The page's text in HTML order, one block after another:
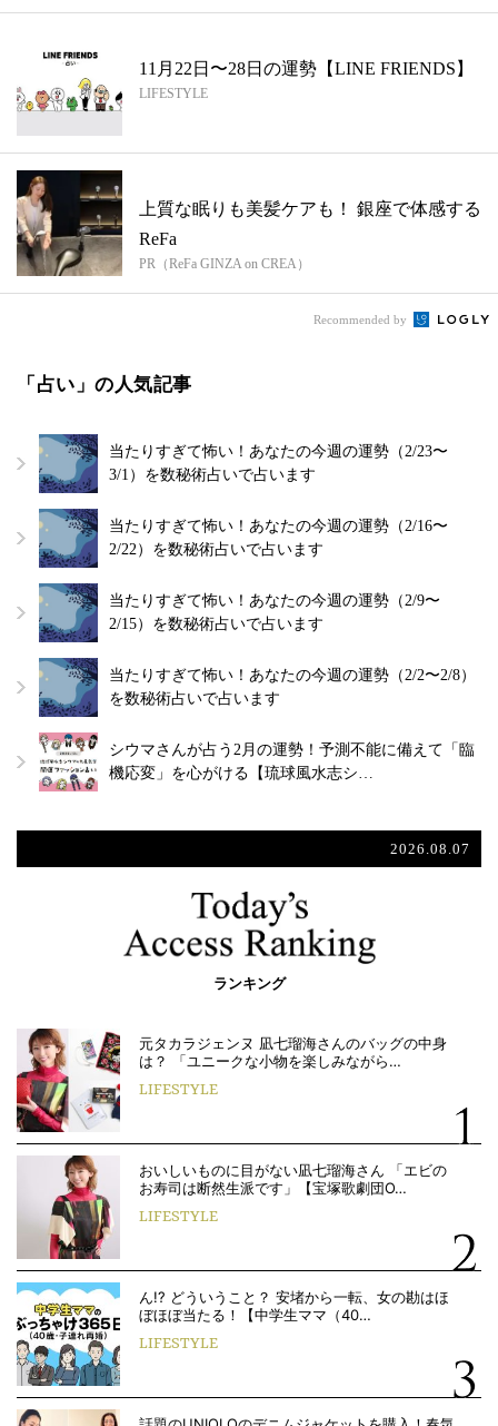
11月22日〜28日の運勢【LINE FRIENDS】
LIFESTYLE
上質な眠りも美髪ケアも！ 銀座で体感する
ReFa
PR（ReFa GINZA on CREA）
Recommended by
「占い」の人気記事
当たりすぎて怖い！あなたの今週の運勢（2/23〜
3/1）を数秘術占いで占います
当たりすぎて怖い！あなたの今週の運勢（2/16〜
2/22）を数秘術占いで占います
当たりすぎて怖い！あなたの今週の運勢（2/9〜
2/15）を数秘術占いで占います
当たりすぎて怖い！あなたの今週の運勢（2/2〜2/8）
を数秘術占いで占います
シウマさんが占う2月の運勢！予測不能に備えて「臨
機応変」を心がける【琉球風水志シ…
2026.08.07
ランキング
元タカラジェンヌ 凪七瑠海さんのバッグの中身
は？ 「ユニークな小物を楽しみながら…
LIFESTYLE
おいしいものに目がない凪七瑠海さん 「エビの
お寿司は断然生派です」【宝塚歌劇団O…
LIFESTYLE
ん!? どういうこと？ 安堵から一転、女の勘はほ
ぼほぼ当たる！【中学生ママ（40…
LIFESTYLE